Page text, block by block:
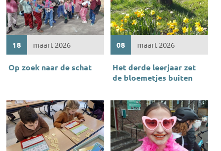
18 maart 2026
Op zoek naar de schat
08 maart 2026
Het derde leerjaar zet
de bloemetjes buiten